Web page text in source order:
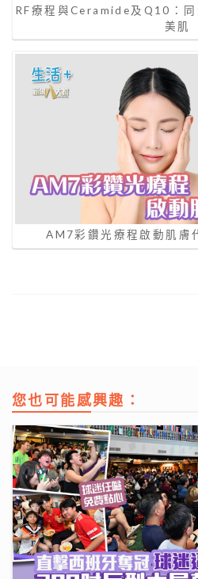
RF療程與Ceramide及Q10：
美肌
AM7彩鑽光療程啟動肌膚
您也可能感興趣：